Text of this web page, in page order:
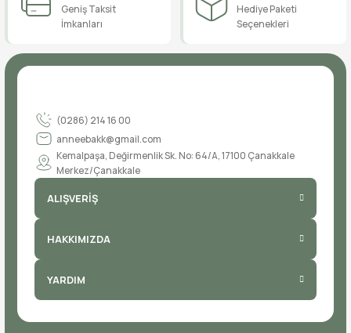
Geniş Taksit
İmkanları
Hediye Paketi
Seçenekleri
(0286) 214 16 00
anneebakk@gmail.com
Kemalpaşa, Değirmenlik Sk. No: 64/A, 17100 Çanakkale
Merkez/Çanakkale
ALIŞVERİŞ
HAKKIMIZDA
YARDIM